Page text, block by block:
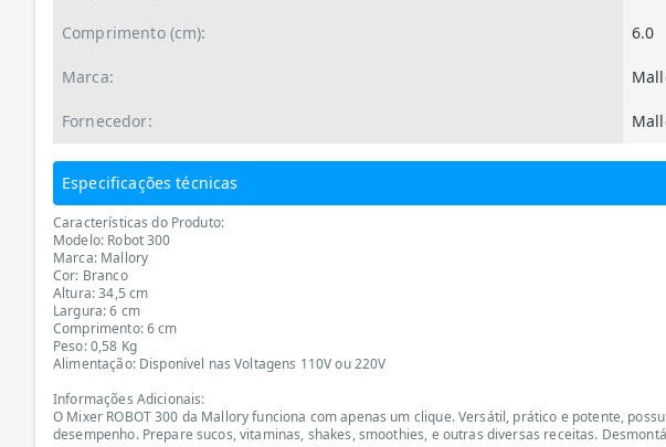
Comprimento (cm): 6.0
Marca:
Fornecedor:
Especificações técnicas
Características do Produto:
Modelo: Robot 300
Marca: Mallory
Cor: Branco
Altura: 34,5 cm
Largura: 6 cm
Comprimento: 6 cm
Peso: 0,58 Kg
Alimentação: Disponível nas Voltagens 110V ou 220V
Informações Adicionais:
O Mixer ROBOT 300 da Mallory funciona com apenas um clique. Versátil, prático e potente,
desempenho. Prepare sucos, vitaminas, shakes, smoothies, e outras diversas receitas.